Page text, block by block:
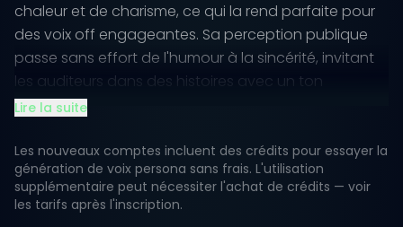
chaleur et de charisme, ce qui la rend parfaite pour
des voix off engageantes. Sa perception publique
passe sans effort de l'humour à la sincérité, invitant
les auditeurs dans des histoires avec un ton
confiant.
Connu pour son sens du timing comique, la livraison
d'Anderson peut être ludique et enjouée, mais il sait
aussi ralentir et transmettre des émotions sincères.
Que vous utilisiez sa voix pour un projet léger ou
Lire la suite
Les nouveaux comptes incluent des crédits pour essayer la
génération de voix persona sans frais. L'utilisation
supplémentaire peut nécessiter l'achat de crédits — voir
les tarifs après l'inscription.